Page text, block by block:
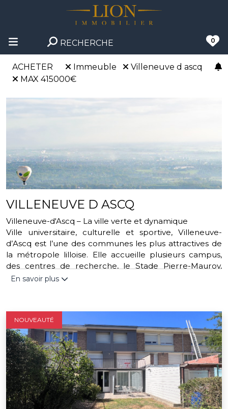
RECHERCHE 0
ACHETER Immeuble
Villeneuve d ascq
MAX 415000€
VILLENEUVE D ASCQ
Villeneuve-d'Ascq – La ville verte et dynamique
Ville universitaire, culturelle et sportive, Villeneuve-
d’Ascq est l’une des communes les plus attractives de
la métropole lilloise. Elle accueille plusieurs campus,
des centres de recherche, le Stade Pierre-Mauroy,
ainsi que des zones d’activités économiques majeures.
desservie par les transports en commun, elle allie
dynamisme économique et qualité de vie, ce qui en fait
un lieu prisé pour habiter ou investir.
En savoir plus
NOUVEAUTÉ